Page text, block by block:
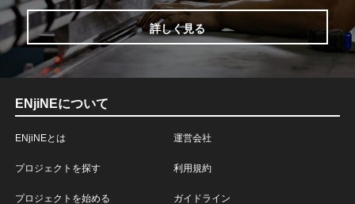
詳しく見る
ENjiNEについて
ENjiNEとは
プロジェクトを探す
プロジェクトを始める
運営会社
利用規約
ガイドライン